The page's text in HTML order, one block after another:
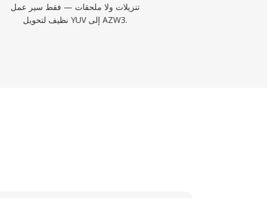
تنزيلات ولا ملحقات — فقط سير عمل
نظيف لتحويل YUV إلى AZW3.